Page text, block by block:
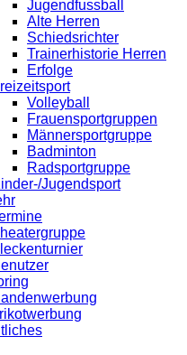
Jugendfussball
Alte Herren
Schiedsrichter
Trainerhistorie Herren
Erfolge
Volleyball
Frauensportgruppen
Männersportgruppe
Badminton
Radsportgruppe
Jugendsport